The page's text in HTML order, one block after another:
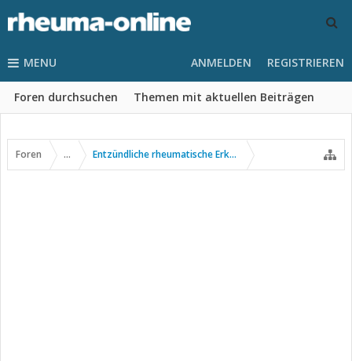
MENU
Foren durchsuchen Themen mit aktuellen Beiträgen
ANMELDEN REGISTRIEREN
Foren ... Entzündliche rheumatische Erkrankungen